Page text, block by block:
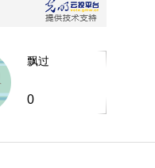
飘过
0